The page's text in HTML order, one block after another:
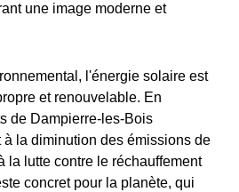
une image moderne et
l'énergie solaire est
et renouvelable. En
de Dampierre-les-Bois
la diminution des émissions de
la lutte contre le réchauffement
concret pour la planète, qui